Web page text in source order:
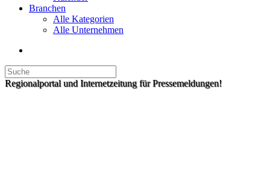
Branchen
Alle Kategorien
Alle Unternehmen
Regionalportal und Internetzeitung für Pressemeldungen!